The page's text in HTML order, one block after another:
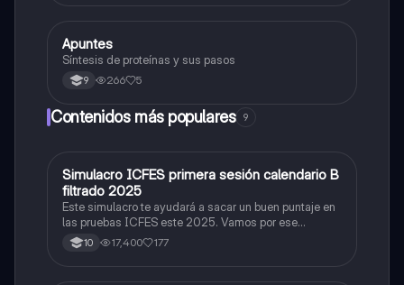
Biologia
Apuntes
Síntesis de proteínas y sus pasos
9 266 5
Contenidos más populares 9
ICFES: Matemáticas
Simulacro ICFES primera sesión calendario B
filtrado 2025
Este simulacro te ayudará a sacar un buen puntaje en
las pruebas ICFES este 2025. Vamos por ese
500/500. Y poder ser admitido en la universidad que
quieras, estudiar la carrera que quieres y no la que te
10 17,400 177